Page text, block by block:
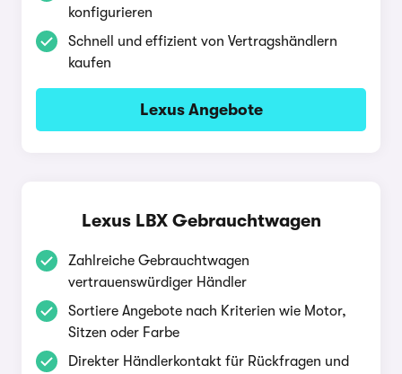
konfigurieren
Schnell und effizient von Vertragshändlern
kaufen
Lexus Angebote
Lexus LBX Gebrauchtwagen
Zahlreiche Gebrauchtwagen
vertrauenswürdiger Händler
Sortiere Angebote nach Kriterien wie Motor,
Sitzen oder Farbe
Direkter Händlerkontakt für Rückfragen und